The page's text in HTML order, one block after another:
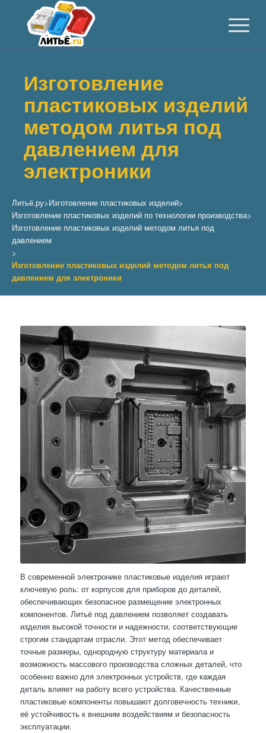
Изготовление
пластиковых изделий
методом литья под
давлением для
электроники
Литьё.ру>Изготовление пластиковых изделий>
Изготовление пластиковых изделий по технологии производства>
Изготовление пластиковых изделий методом литья под
давлением
>
Изготовление пластиковых изделий методом литья под
давлением для электроники
В современной электронике пластиковые изделия играют
ключевую роль: от корпусов для приборов до деталей,
обеспечивающих безопасное размещение электронных
компонентов. Литьё под давлением позволяет создавать
изделия высокой точности и надежности, соответствующие
строгим стандартам отрасли. Этот метод обеспечивает
точные размеры, однородную структуру материала и
возможность массового производства сложных деталей, что
особенно важно для электронных устройств, где каждая
деталь влияет на работу всего устройства. Качественные
пластиковые компоненты повышают долговечность техники,
её устойчивость к внешним воздействиям и безопасность
эксплуатации.